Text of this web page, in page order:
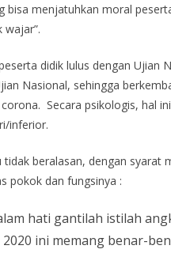
bisa menjatuhkan moral
wajar”.
didik lulus dengan Ujian
Nasional, sehingga
Secara psikologis, hal
inferior.
beralasan, dengan syarat
pokok dan fungsinya :
hati gantilah istilah
ini memang benar-